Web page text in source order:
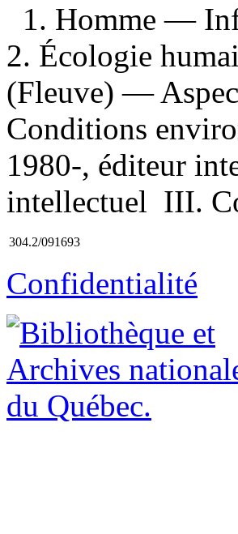
1. Homme —
2. Écologie
(Fleuve) —
Conditions
1980-, éditeur
intellectuel III.
304.2/091693
Confidentialité